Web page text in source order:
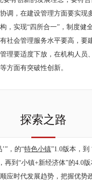
调，在建设管理方面要实现
，实现“四所合一”，制度健
社会管理服务水平要高，要
理要适度下放，在机构人员
方面有突破性创新。
探索之路
，的“特色小镇”1.0版本，到
再到“小镇+新经济体”的4.0
应时代发展趋势，把握优势